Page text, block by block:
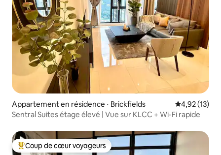
Appartement en résidence ⋅ Brickfields Évaluation
4,92 (13)
Sentral Suites étage élevé | Vue sur KLCC + Wi-Fi rapide
Coups de cœur voyageurs les plus appréciés
Coup de cœur voyageurs